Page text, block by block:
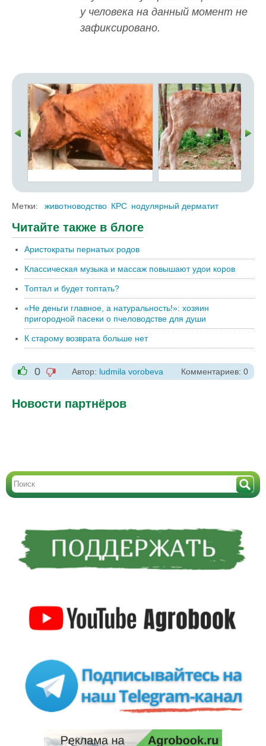
у человека на данный момент не
зафиксировано.
Метки: животноводство КРС нодулярный дерматит
Читайте также в блоге
Аристократы пернатых родов
Классическая музыка и массаж повышают удои коров
Топтал и будет топтать?
«Не деньги главное, а натуральность!»: хозяин
пригородной пасеки о пчеловодстве для души
К старому возврата больше нет
+1
0
-1
Автор: ludmila vorobeva Комментариев: 0
Новости партнёров